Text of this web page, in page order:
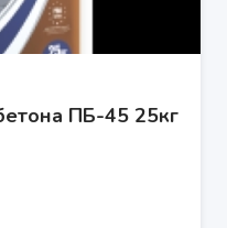
ПБ-45 25кг